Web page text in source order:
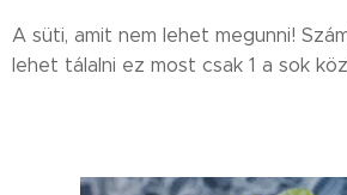
A süti, amit nem lehet megunni!
lehet tálalni ez most csak 1 a sok